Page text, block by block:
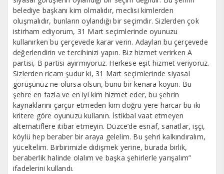
belediye başkanı kim olmalıdır, meclisi kimlerden
oluşmalıdır, bunların oylandığı bir seçimdir. Sizlerden çok
istirham ediyorum, 31 Mart seçimlerinde oyunuzu
kullanırken bu çerçevede karar verin. Adayları bu çerçevede
değerlendirin ve tercihinizi yapın. Biz hizmet verirken A
partisi, B partisi ayırmıyoruz. Herkese eşit hizmet veriyoruz.
Sizlerden ricam şudur ki, 31 Mart seçimlerinde siyasal
görüşünüz ne olursa olsun, bunu bir kenara koyun. Bu
şehre en fazla ve en iyi kim hizmet eder, bu şehrin
kaynaklarını çarçur etmeden kim doğru yere harcar bu iki
kritere göre oyunuzu kullanın. İstikbal vaat etmeyen
alternatiflere itibar etmeyin. Düzce’de esnaf, sanatlar, işçi,
köylü hep beraber bir araya gelelim. Bu şehri kalkındıralım,
yüceltelim. Birbirimizle didişmek yerine, burada birlik,
beraberlik halinde olalım ve başka şehirlerle yarışalım”
ifadelerini kullandı.